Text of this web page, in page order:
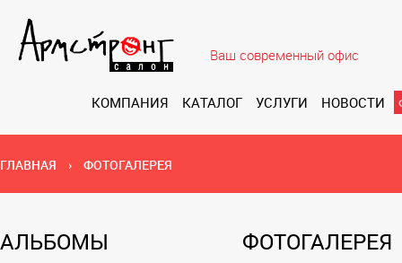
Ваш современный офис
КОМПАНИЯ КАТАЛОГ УСЛУГИ НОВОСТИ
ГЛАВНАЯ › ФОТОГАЛЕРЕЯ
ФОТОГАЛЕРЕЯ
АЛЬБОМЫ